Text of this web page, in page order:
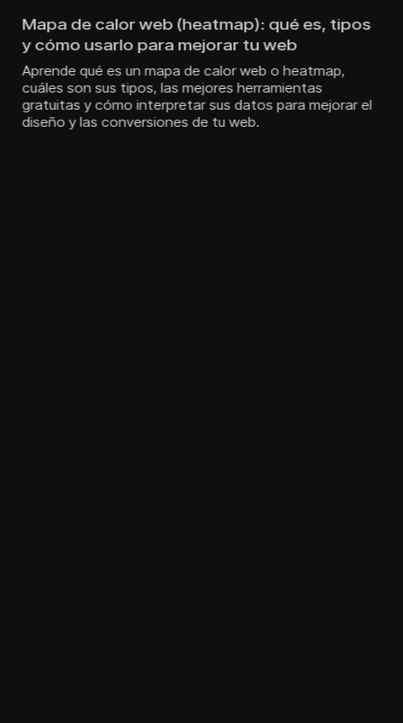
Mapa de calor web (heatmap): qué es, tipos
y cómo usarlo para mejorar tu web
Aprende qué es un mapa de calor web o heatmap,
cuáles son sus tipos, las mejores herramientas
gratuitas y cómo interpretar sus datos para mejorar el
diseño y las conversiones de tu web.